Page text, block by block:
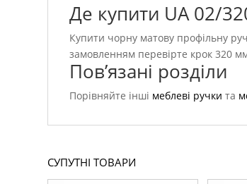
Де купити UA 02/
Купити чорну матову профільну
замовленням перевірте крок 320
Пов’язані розділи
Порівняйте інші меблеві ручки та
СУПУТНІ ТОВАРИ